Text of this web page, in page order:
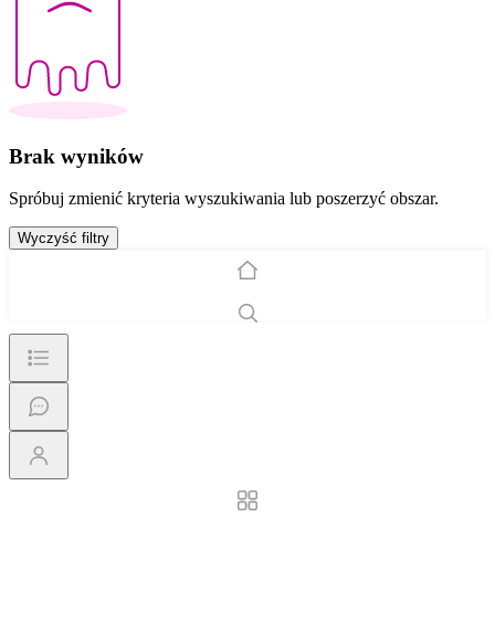
Brak wyników
Spróbuj zmienić kryteria wyszukiwania lub poszerzyć obszar.
Wyczyść filtry